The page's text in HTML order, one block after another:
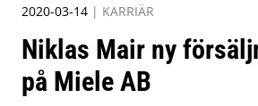
2020-03-14 | KARRIÄR
Niklas Mair ny
på Miele AB